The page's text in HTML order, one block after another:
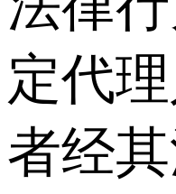
定代
者经